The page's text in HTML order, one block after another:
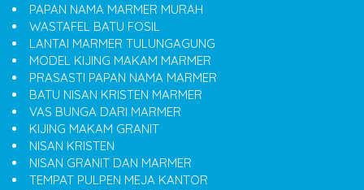
PAPAN NAMA MARMER MURAH
WASTAFEL BATU FOSIL
LANTAI MARMER TULUNGAGUNG
MODEL KIJING MAKAM MARMER
PRASASTI PAPAN NAMA MARMER
BATU NISAN KRISTEN MARMER
VAS BUNGA DARI MARMER
KIJING MAKAM GRANIT
NISAN KRISTEN
NISAN GRANIT DAN MARMER
TEMPAT PULPEN MEJA KANTOR